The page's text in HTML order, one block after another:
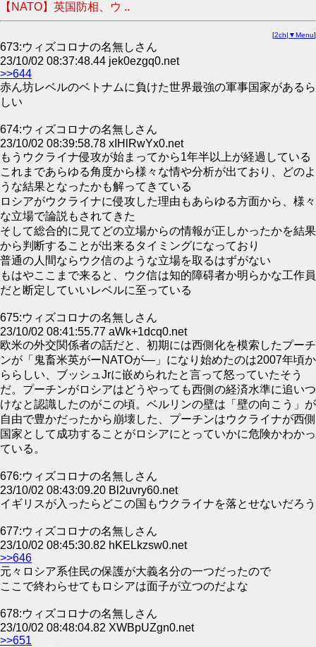
【NATO】英国防相、ウ ..
[2ch| ▼Menu]
673:ウィズコロナの名無しさん
23/10/02 08:37:48.44 jek0ezgq0.net
>>644
赤ん坊レベルのベトナムに負けた世界最強の軍事国家があるら
しい
674:ウィズコロナの名無しさん
23/10/02 08:39:58.78 xIHlRwYx0.net
もうウクライナ侵攻が始まってから1年半以上が経過している
これまであらゆる角度から様々な情や分析が出ており、どのよ
うな結果となったかも解ってきている
ロシアがウクライナに侵攻した理由もあらゆる方面から、様々
な立場で論説もされてきた
そして総合的に見てどの立場からの情報が正しかったかを結果
から判断することが出来るタイミングになっており
普通の人間ならウク信のような立場を取るはずがない
もはやここまで来ると、ウク信は知的障碍者か明らかな工作員
だと断定していいレベルに至っている
675:ウィズコロナの名無しさん
23/10/02 08:41:55.77 aWk+1dcq0.net
欧米の外交関係者の話だと、初期には西側化を模索したプーチ
ンが「鬼畜米英がーNATOが―」になり始めたのは2007年頃か
ららしい、ブッシュJrに嵌められたと言って怒っていたそう
だ。プーチンがロシアはどうやっても西側の経済水準に追いつ
けなと認識したのがこの頃。ベルリンの壁は「壁の向こう」が
自由で豊かだったから崩壊した、プーチンはウクライナが西側
国家として成功することがロシアにとっていかに危険かわかっ
ている。
676:ウィズコロナの名無しさん
23/10/02 08:43:09.20 Bl2uvry60.net
イギリスが入ったらどこの国もウクライナを落とせないだろう
677:ウィズコロナの名無しさん
23/10/02 08:45:30.82 hKELkzsw0.net
>>646
元々ロシア系住民の保護が大義名分の一つだったので
ここで終わらせてもロシアは面子が立つのだよな
678:ウィズコロナの名無しさん
23/10/02 08:48:04.82 XWBpUZgn0.net
>>651